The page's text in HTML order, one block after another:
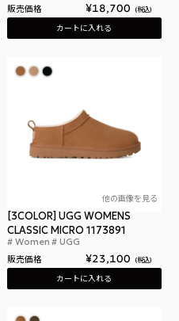
販売価格 ¥18,700 税込
カートに入れる
アグ ウィメンズ ゴールデングロウ トグル ブラック
他の画像を見る
[3COLOR] UGG WOMENS
CLASSIC MICRO 1173891
Women UGG
販売価格 ¥23,100 税込
カートに入れる